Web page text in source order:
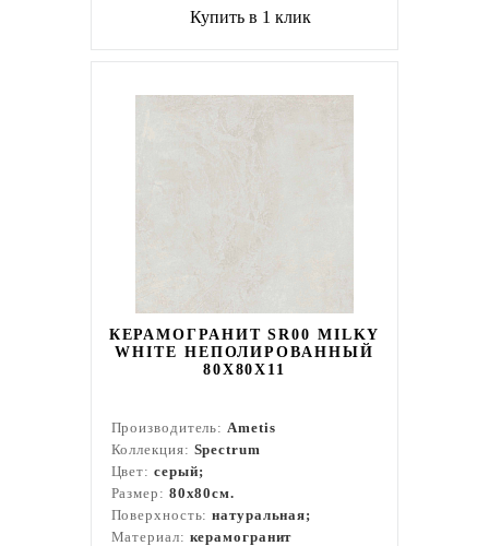
Купить в 1 клик
КЕРАМОГРАНИТ SR00 MILKY
WHITE НЕПОЛИРОВАННЫЙ
80X80Х11
Производитель:Ametis
Коллекция: Spectrum
Цвет: серый;
Размер: 80x80см.
Поверхность:натуральная;
Материал: керамогранит